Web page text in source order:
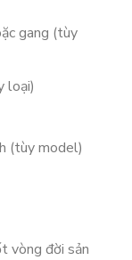
gang (tùy
loại)
(tùy model)
vòng đời sản